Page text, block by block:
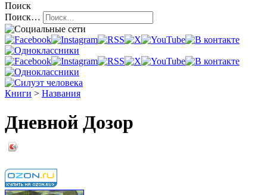
Поиск
Поиск…
Книги > Названия
Дневной Дозор